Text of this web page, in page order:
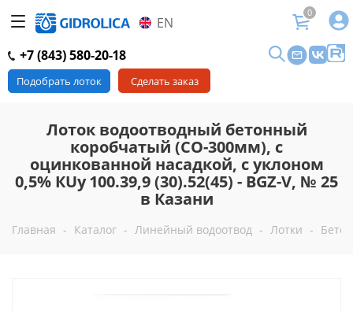
EN
0
+7 (843) 580-20-18
Подобрать лоток Сделать заказ
Лоток водоотводный бетонный
коробчатый (СО-300мм), с
оцинкованной насадкой, с уклоном
0,5% КUу 100.39,9 (30).52(45) - BGZ-V, № 25
в Казани
Главная - Каталог - Линейный водоотвод - Лотки -